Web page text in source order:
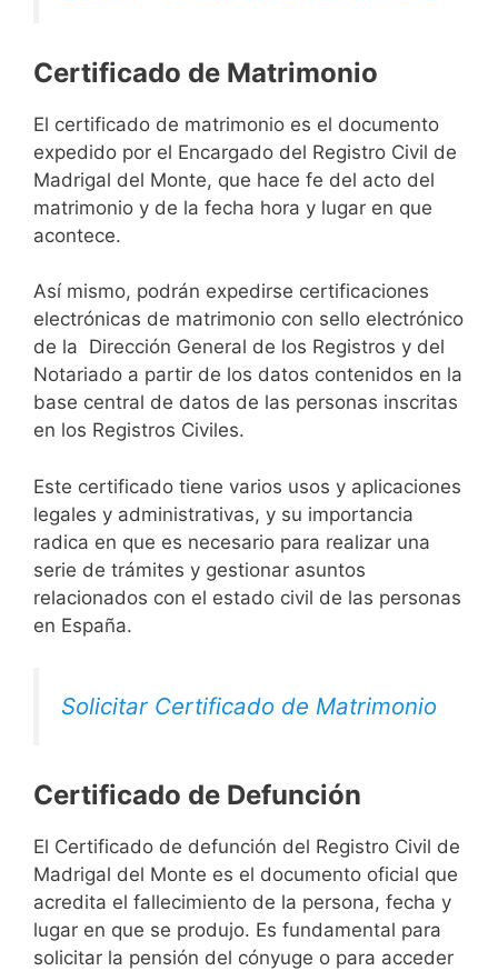
Certificado de Matrimonio
El certificado de matrimonio es el documento
expedido por el Encargado del Registro Civil de
Madrigal del Monte, que hace fe del acto del
matrimonio y de la fecha hora y lugar en que
acontece.
Así mismo, podrán expedirse certificaciones
electrónicas de matrimonio con sello electrónico
de la Dirección General de los Registros y del
Notariado a partir de los datos contenidos en la
base central de datos de las personas inscritas
en los Registros Civiles.
Este certificado tiene varios usos y aplicaciones
legales y administrativas, y su importancia
radica en que es necesario para realizar una
serie de trámites y gestionar asuntos
relacionados con el estado civil de las personas
en España.
Solicitar Certificado de Matrimonio
Certificado de Defunción
El Certificado de defunción del Registro Civil de
Madrigal del Monte es el documento oficial que
acredita el fallecimiento de la persona, fecha y
lugar en que se produjo. Es fundamental para
solicitar la pensión del cónyuge o para acceder